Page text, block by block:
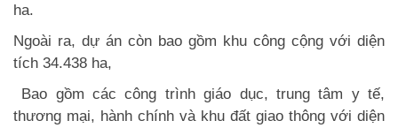
ha.
Ngoài ra, dự án còn bao gồm khu công cộng với diện
tích 34.438 ha,
Bao gồm các công trình giáo dục, trung tâm y tế,
thương mại, hành chính và khu đất giao thông với diện